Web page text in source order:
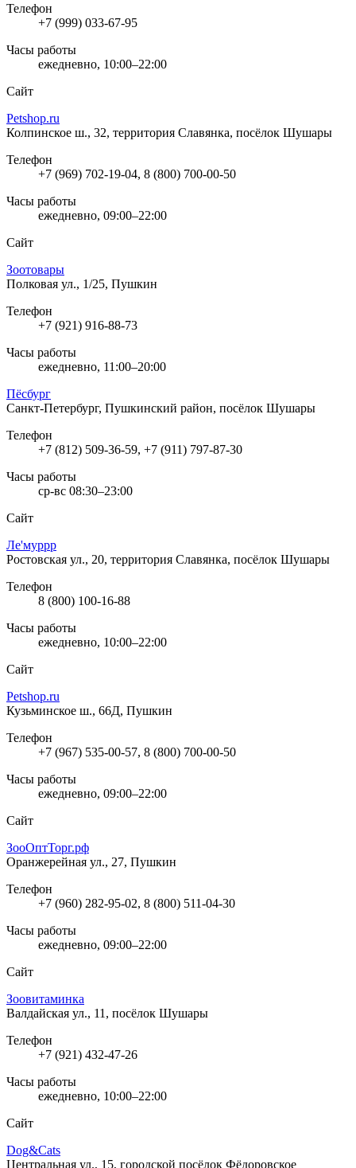
Телефон
+7 (999) 033-67-95
Часы работы
ежедневно, 10:00–22:00
Сайт
Petshop.ru
Колпинское ш., 32, территория Славянка, посёлок Шушары
Телефон
+7 (969) 702-19-04, 8 (800) 700-00-50
Часы работы
ежедневно, 09:00–22:00
Сайт
Зоотовары
Полковая ул., 1/25, Пушкин
Телефон
+7 (921) 916-88-73
Часы работы
ежедневно, 11:00–20:00
Пёсбург
Санкт-Петербург, Пушкинский район, посёлок Шушары
Телефон
+7 (812) 509-36-59, +7 (911) 797-87-30
Часы работы
ср-вс 08:30–23:00
Сайт
Ле'муррр
Ростовская ул., 20, территория Славянка, посёлок Шушары
Телефон
8 (800) 100-16-88
Часы работы
ежедневно, 10:00–22:00
Сайт
Petshop.ru
Кузьминское ш., 66Д, Пушкин
Телефон
+7 (967) 535-00-57, 8 (800) 700-00-50
Часы работы
ежедневно, 09:00–22:00
Сайт
ЗооОптТорг.рф
Оранжерейная ул., 27, Пушкин
Телефон
+7 (960) 282-95-02, 8 (800) 511-04-30
Часы работы
ежедневно, 09:00–22:00
Сайт
Зоовитаминка
Валдайская ул., 11, посёлок Шушары
Телефон
+7 (921) 432-47-26
Часы работы
ежедневно, 10:00–22:00
Сайт
Dog&Cats
Центральная ул., 15, городской посёлок Фёдоровское